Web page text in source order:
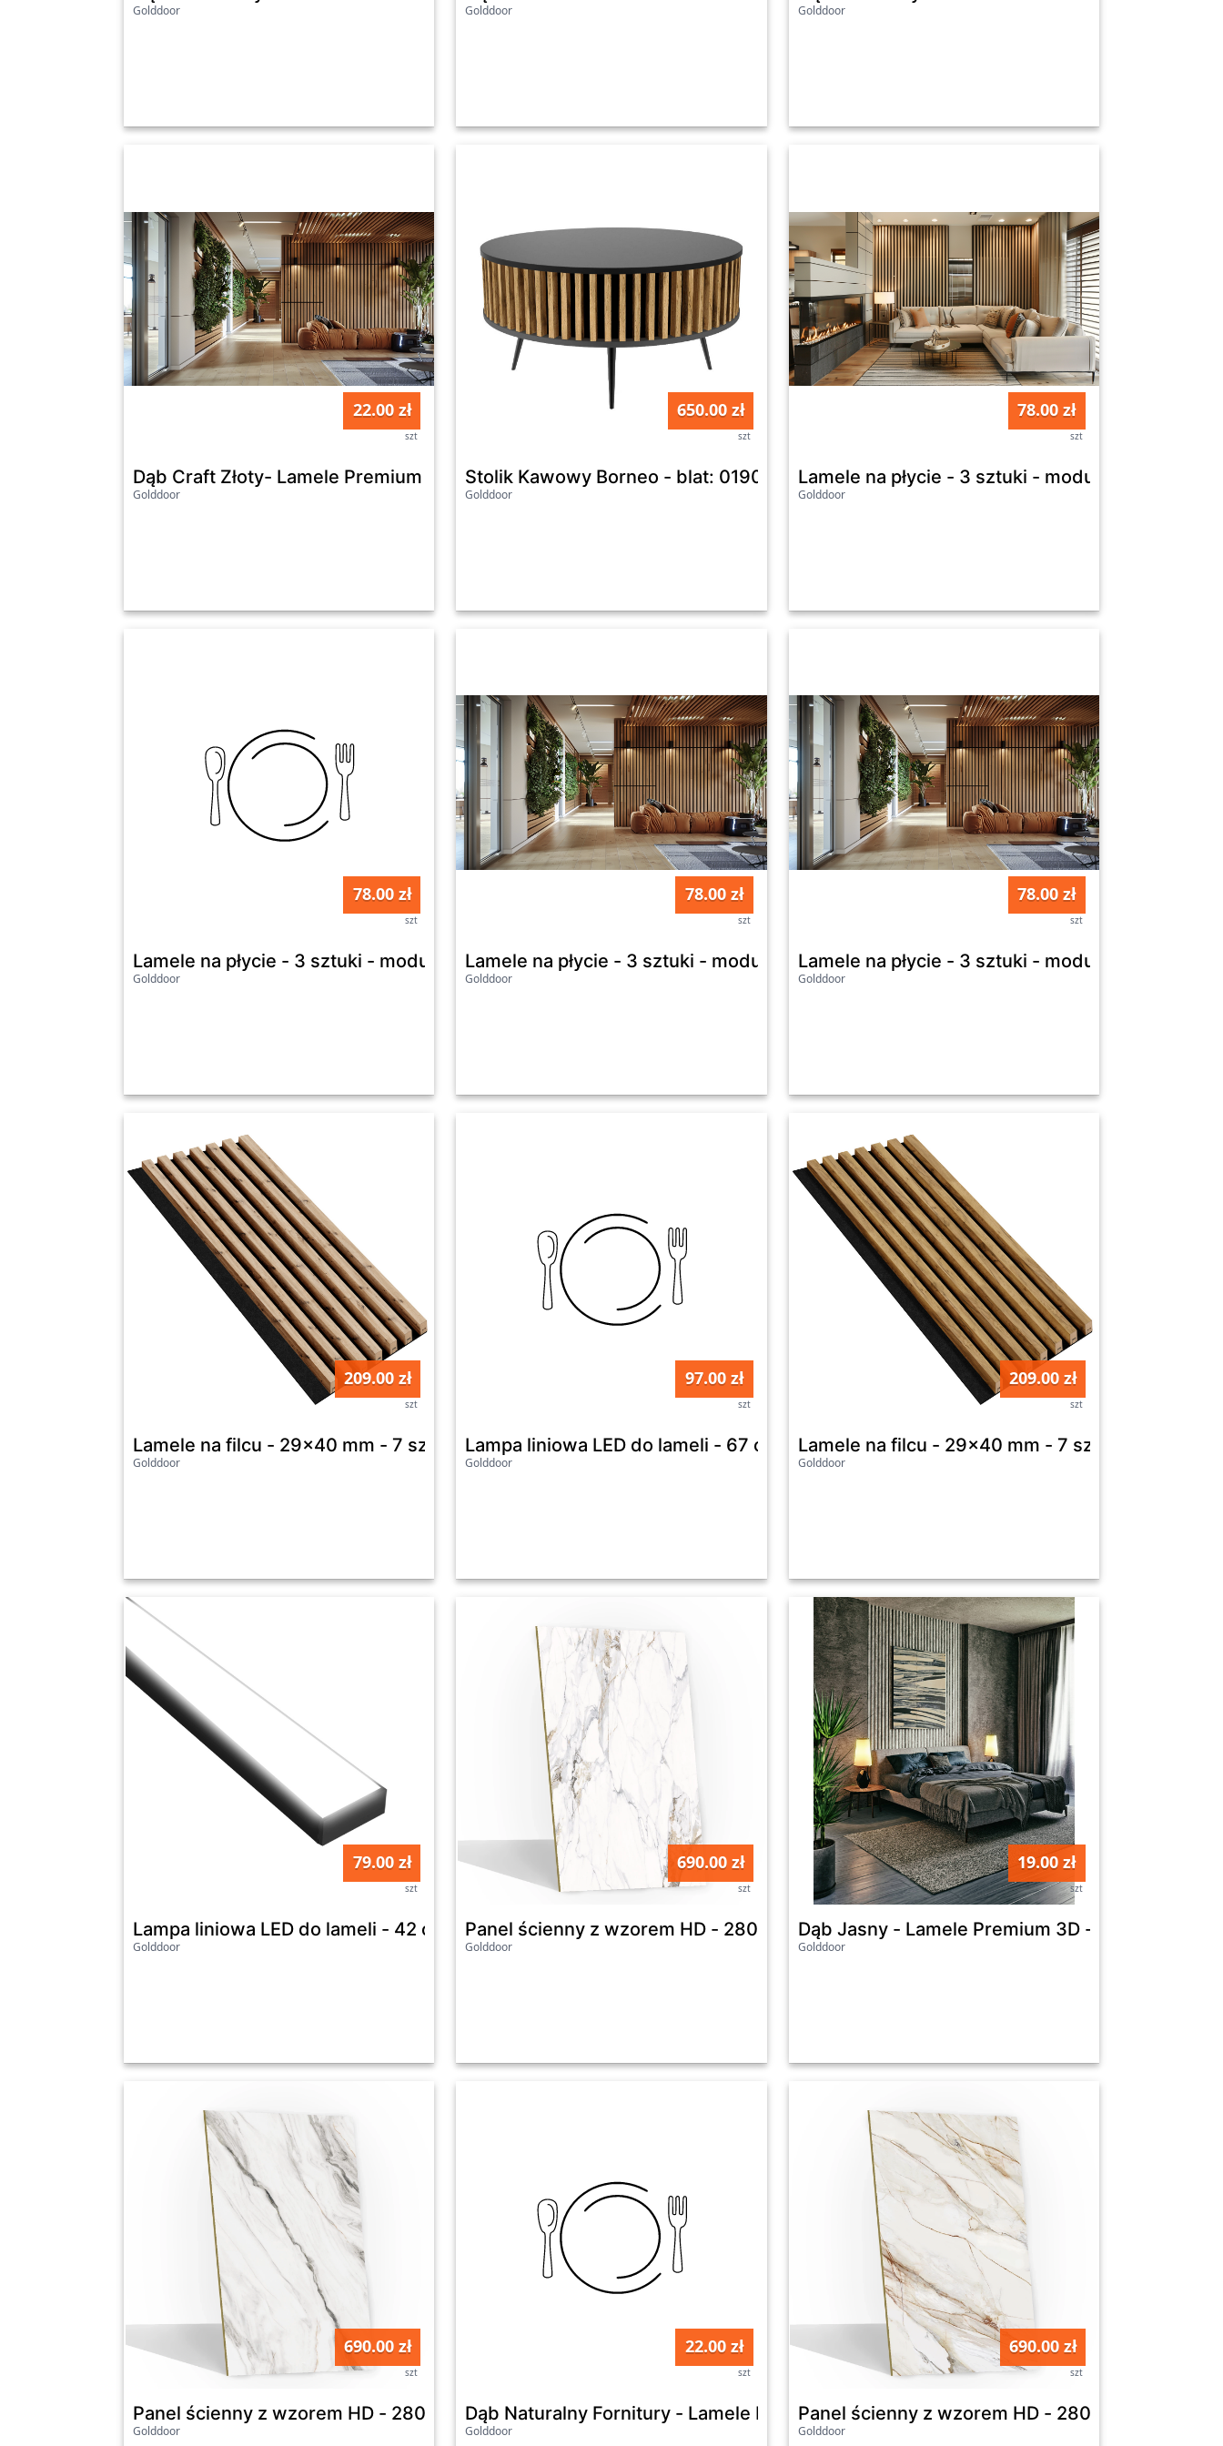
Golddoor Golddoor Golddoor
22.00 zł
szt
Dąb Craft Złoty- Lamele Premium 3D - Panele ozdobne ścienne akustyczne pionowe
Golddoor
650.00 zł
szt
Stolik Kawowy Borneo - blat: 0190 PE - lamele dostępne w 11 kolorach
Golddoor
78.00 zł
szt
Lamele na płycie - 3 sztuki - moduł łączący - 17
Golddoor
78.00 zł
szt
Lamele na płycie - 3 sztuki - moduł podstawowy - 13,5 cm - Dąb Artisan
Golddoor
78.00 zł
szt
Lamele na płycie - 3 sztuki - moduł podstawowy - 13,5 cm - Dąb Craft Złoty
Golddoor
78.00 zł
szt
Lamele na płycie - 3 sztuki - moduł łączący - 17
Golddoor
209.00 zł
szt
Lamele na filcu - 29x40 mm - 7 sztuk - 45 cm - Dąb Artisan
Golddoor
97.00 zł
szt
Lampa liniowa LED do lameli - 67 cm - 18,2 W
Golddoor
209.00 zł
szt
Golddoor
79.00 zł
szt
Lampa liniowa LED do lameli - 42 cm - 11,2 W
Golddoor
690.00 zł
szt
Panel ścienny z wzorem HD - 2800x1100 mm - Calacatta Paonazzo - 9045 - grubość:
Golddoor
19.00 zł
szt
Dąb Jasny - Lamele Premium 3D - Panele
Golddoor
690.00 zł
szt
Panel ścienny z wzorem HD - 2800x1100 mm - BIanco - 9056 - grubość: 5 mm
Golddoor
22.00 zł
szt
Dąb Naturalny Fornitury - Lamele Premium 3D - Panele ozdobne ścienne akustyczne
Golddoor
690.00 zł
szt
Panel ścienny z wzorem HD - 2800x1100 mm -
Golddoor